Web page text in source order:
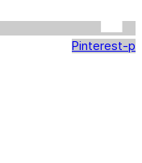
Pinterest-p